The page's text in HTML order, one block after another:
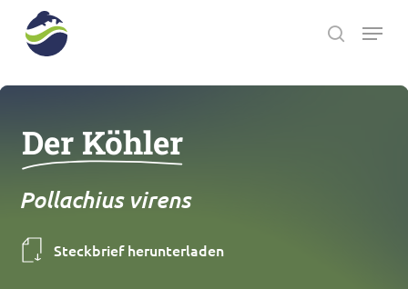
search
Menu
Der Köhler
Pollachius virens
Steckbrief herunterladen